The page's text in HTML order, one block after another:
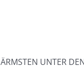
UNTER